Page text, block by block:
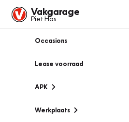
Vakgarage
Piet Has
Occasions
Lease voorraad
APK
Werkplaats